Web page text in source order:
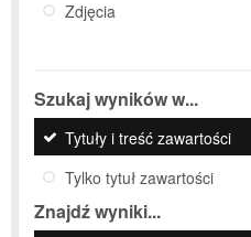
Zdjęcia
Szukaj wyników w...
Tytuły i treść zawartości
Tylko tytuł zawartości
Znajdź wyniki...